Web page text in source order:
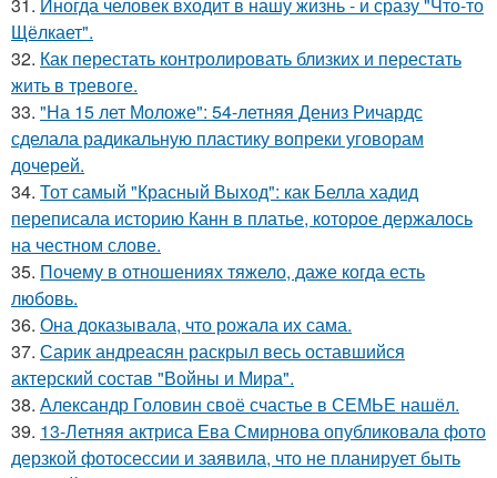
Щёлкает".
32. Как перестать контролировать близких и перестать
жить в тревоге.
33. "На 15 лет Моложе": 54-летняя Дениз Ричардс
сделала радикальную пластику вопреки уговорам
дочерей.
34. Тот самый "Красный Выход": как Белла хадид
переписала историю Канн в платье, которое держалось
на честном слове.
35. Почему в отношениях тяжело, даже когда есть
любовь.
36. Она доказывала, что рожала их сама.
37. Сарик андреасян раскрыл весь оставшийся
актерский состав "Войны и Мира".
38. Александр Головин своё счастье в СЕМЬЕ нашёл.
39. 13-Летняя актриса Ева Смирнова опубликовала фото
дерзкой фотосессии и заявила, что не планирует быть